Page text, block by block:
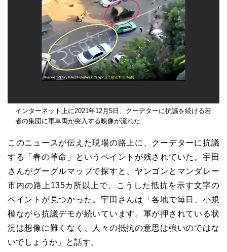
インターネット上に2021年12月5日、クーデターに抗議を続ける若
者の集団に軍車両が突入する映像が流れた
このニュースが伝えた現場の路上に、クーデターに抗議
する「春の革命」というペイントが残されていた。宇田
さんがグーグルマップで探すと、ヤンゴンとマンダレー
市内の路上135カ所以上で、こうした抵抗を示す文字の
ペイントが見つかった。宇田さんは「各地で毎日、小規
模ながら抗議デモが続いています。軍が押されている状
況は想像に難くなく、人々の抵抗の意思は強いのではな
いでしょうか」と話す。